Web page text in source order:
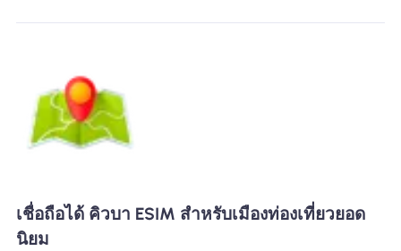
เชื่อถือได้ คิวบา ESIM สำหรับเมืองท่องเที่ยวยอด
นิยม